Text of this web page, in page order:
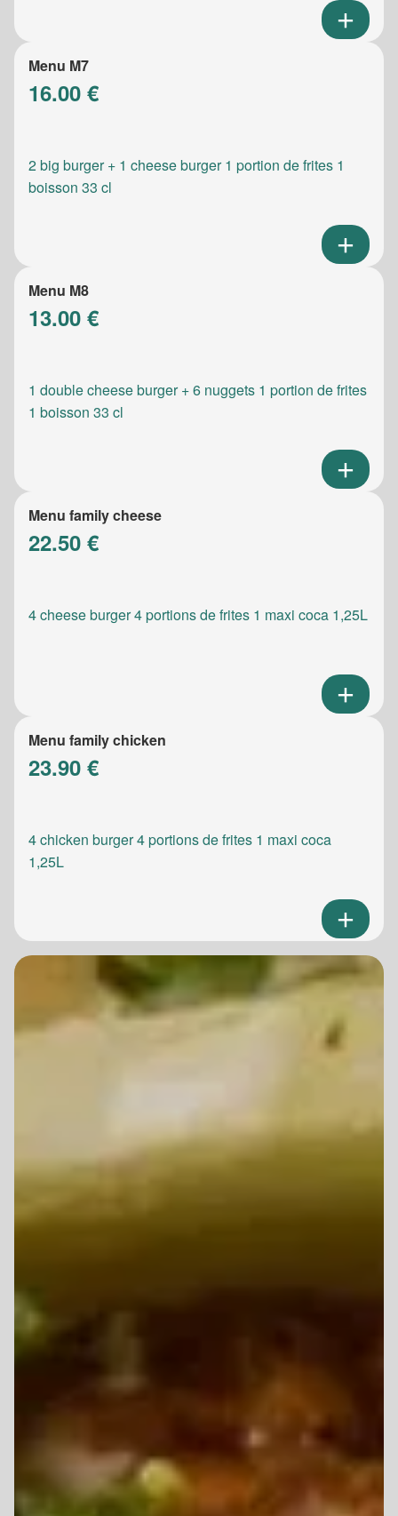
Menu M7
16.00 €
2 big burger + 1 cheese burger 1 portion de frites 1
boisson 33 cl
Menu M8
13.00 €
1 double cheese burger + 6 nuggets 1 portion de frites
1 boisson 33 cl
Menu family cheese
22.50 €
4 cheese burger 4 portions de frites 1 maxi coca 1,25L
Menu family chicken
23.90 €
4 chicken burger 4 portions de frites 1 maxi coca
1,25L